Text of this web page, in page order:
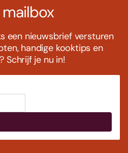
een nieuwsbrief versturen
handige kooktips en
Schrijf je nu in!